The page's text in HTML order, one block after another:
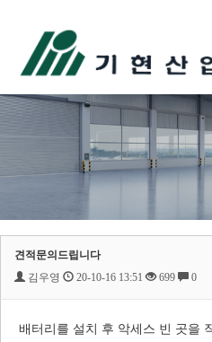
견적문의드립니다
김우영
20-10-16 13:51 699 0
배터리를 설치 후 악세스 빈 곳을